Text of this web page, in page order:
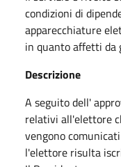
condizioni di
apparecchiature
in quanto affetti da
Descrizione
A seguito dell'
relativi all'elettore
vengono
l'elettore risulta